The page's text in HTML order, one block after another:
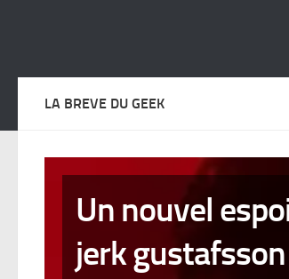
LA BREVE DU GEEK
Un nouvel
jerk gustafsson